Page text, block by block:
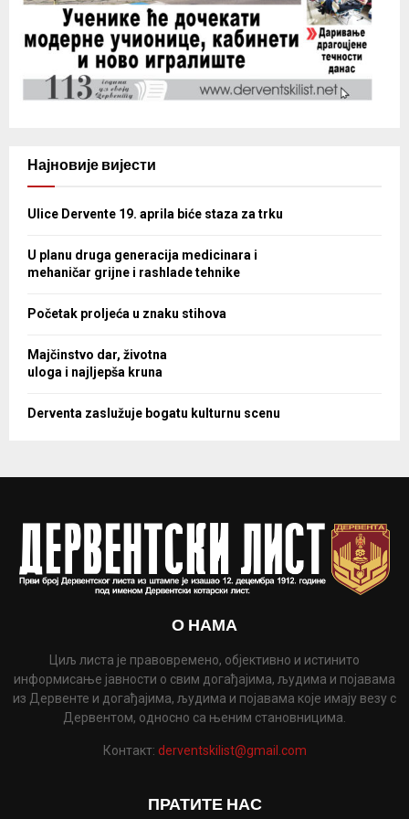
Најновије вијести
Ulice Dervente 19. aprila biće staza za trku
U planu druga generacija medicinara i
mehaničar grijne i rashlade tehnike
Početak proljeća u znaku stihova
Majčinstvo dar, životna
uloga i najljepša kruna
Derventa zaslužuje bogatu kulturnu scenu
О НАМА
Циљ листа је правовремено, објективно и истинито
информисање јавности о свим догађајима, људима и појавама
из Дервенте и догађајима, људима и појавама које имају везу с
Дервентом, односно са њеним становницима.
Контакт: derventskilist@gmail.com
ПРАТИТЕ НАС